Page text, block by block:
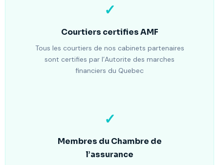
✓
Courtiers certifies AMF
Tous les courtiers de nos cabinets partenaires
sont certifies par l’Autorite des marches
financiers du Quebec
✓
Membres du Chambre de
l’assurance